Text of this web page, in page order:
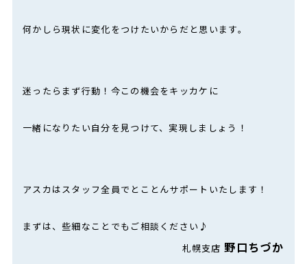
何かしら現状に変化をつけたいからだと思います。
迷ったらまず行動！今この機会をキッカケに
一緒になりたい自分を見つけて、実現しましょう！
アスカはスタッフ全員でとことんサポートいたします！
まずは、些細なことでもご相談ください♪
札幌支店野口ちづか